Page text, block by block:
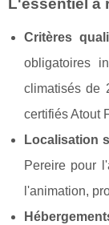
L'essentiel à
Critères
obligatoires
climatisés de
certifiés Atout
Localisation
Pereire pour
l'animation,